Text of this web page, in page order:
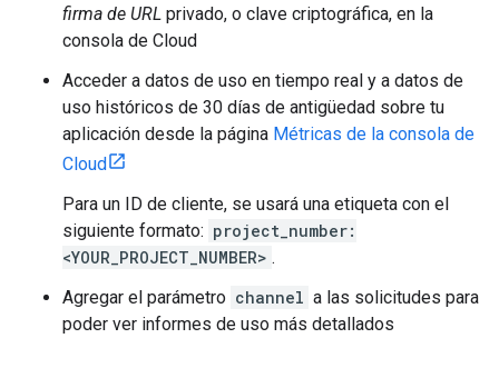
firma de URL privado, o clave criptográfica, en la
consola de Cloud
Acceder a datos de uso en tiempo real y a datos de
uso históricos de 30 días de antigüedad sobre tu
aplicación desde la página Métricas de la consola de
Cloud
Para un ID de cliente, se usará una etiqueta con el
siguiente formato: project_number:
<YOUR_PROJECT_NUMBER> .
Agregar el parámetro channel a las solicitudes para
poder ver informes de uso más detallados